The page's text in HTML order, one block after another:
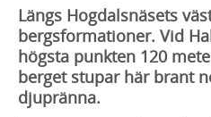
Längs Hogdalsnäsets
bergsformationer. Vid
högsta punkten 120
berget stupar här brant
djupränna.